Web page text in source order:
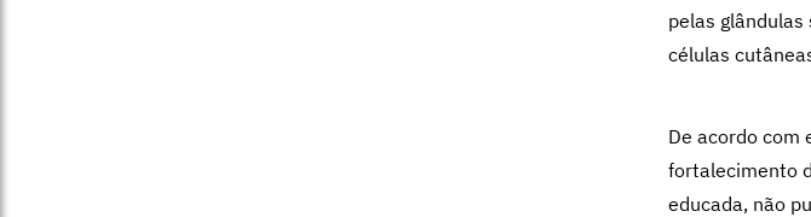
pelas
células
De acordo com
fortalecimento
educada, não